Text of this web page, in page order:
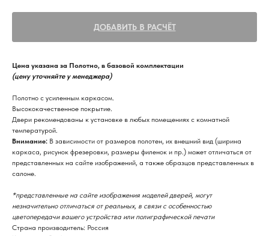
ДОБАВИТЬ В РАСЧЁТ
Цена указана за Полотно, в базовой комплектации
(цену уточняйте у менеджера)
Полотно с усиленным каркасом.
Высококачественное покрытие.
Двери рекомендованы к установке в любых помещениях с комнатной
температурой.
Внимание: В зависимости от размеров полотен, их внешний вид (ширина
каркаса, рисунок фрезеровки, размеры филенок и пр.) может отличаться от
представленных на сайте изображений, а также образцов представленных в
салоне.
*представленные на сайте изображения моделей дверей, могут
незначительно отличаться от реальных, в связи с особенностью
цветопередачи вашего устройства или полиграфической печати
Страна производитель: Россия